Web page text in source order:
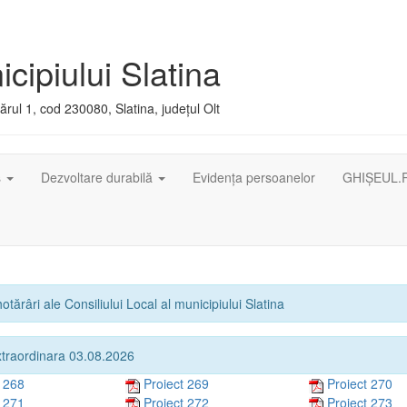
Slatina
1, cod 230080, Slatina, județul Olt
Dezvoltare durabilă Evidența persoanelor
ale Consiliului Local al municipiului Slatina
03.08.2026
Proiect 269
Proiect 270
Proiect 272 Proiect 273